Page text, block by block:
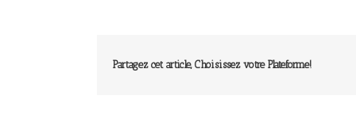
Partagez cet article, Choisissez votre Plateforme!